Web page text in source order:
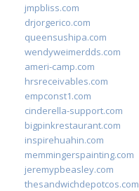
jmpbliss.com
drjorgerico.com
queensushipa.com
wendyweimerdds.com
ameri-camp.com
hrsreceivables.com
empconst1.com
cinderella-support.com
bigpinkrestaurant.com
inspirehuahin.com
memmingerspainting.com
jeremypbeasley.com
thesandwichdepotcos.com